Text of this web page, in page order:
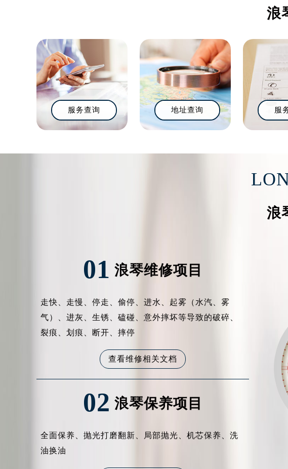
浪
服务查询 地址查询 服
浪
01 浪琴维修项目
走快、走慢、停走、偷停、进水、起雾（水汽、雾
气）、进灰、生锈、磕碰、意外摔坏等导致的破碎、
裂痕、划痕、断开、摔停
查看维修相关文档
02 浪琴保养项目
全面保养、抛光打磨翻新、局部抛光、机芯保养、洗
油换油